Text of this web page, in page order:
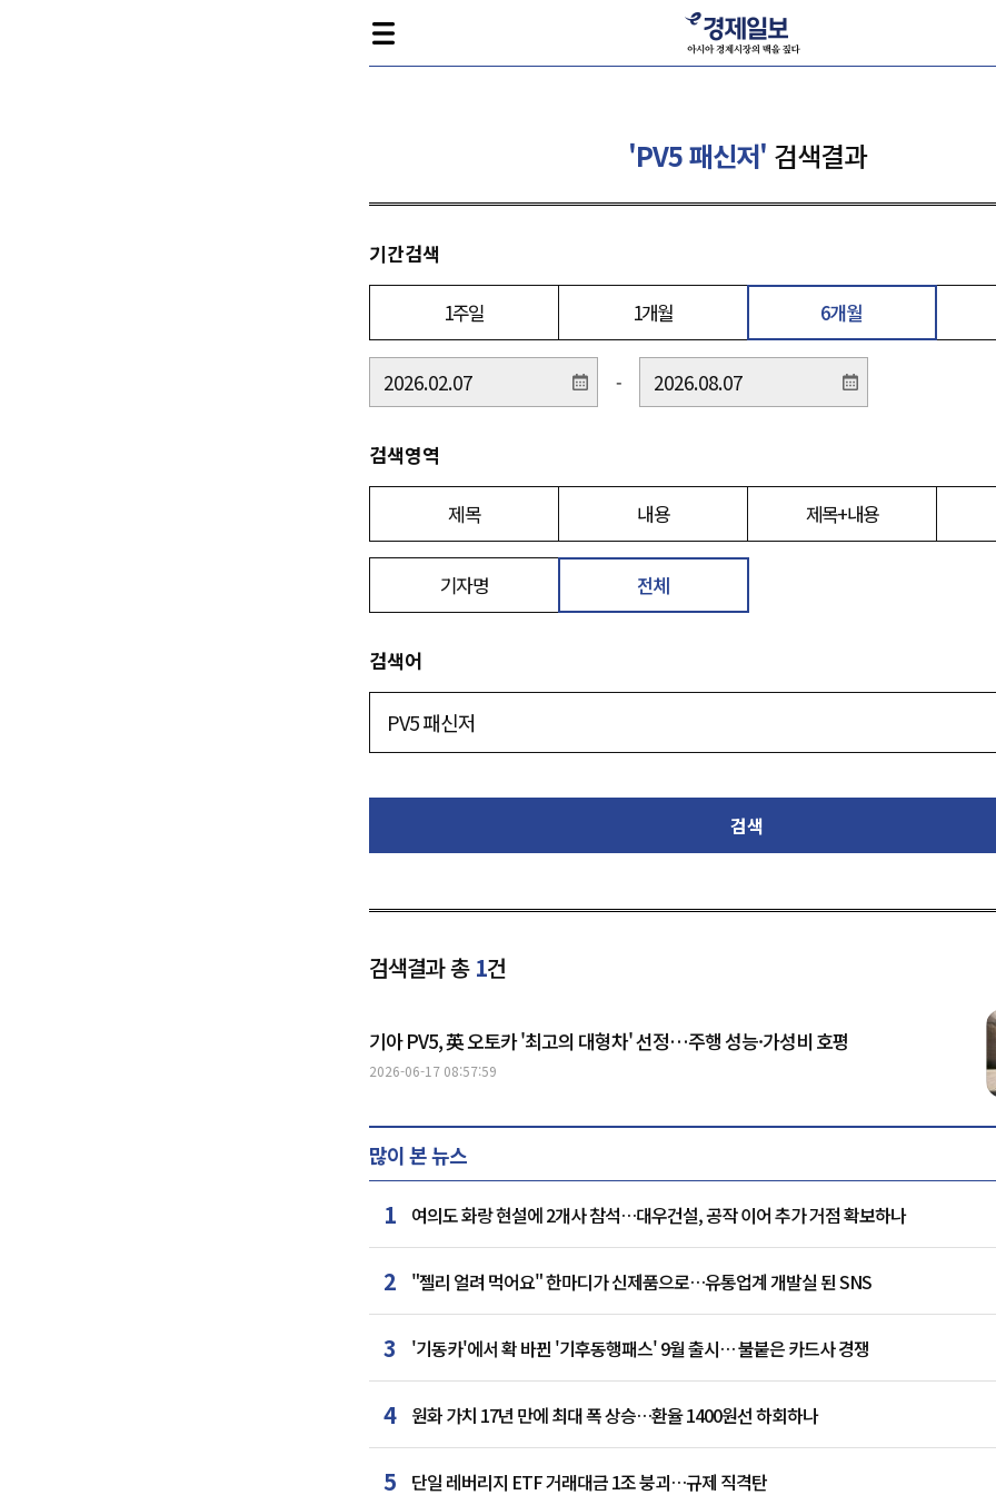
'PV5 패신저' 검색결과
기간검색
1주일 1개월 6개월
-
검색영역
제목 내용 제목+내용
기자명 전체
검색어
검색
검색결과 총 1건
기아 PV5, 英 오토카 '최고의 대형차' 선정…주행 성능·가성비 호평
2026-06-17 08:57:59
많이 본 뉴스
1 여의도 화랑 현설에 2개사 참석…대우건설, 공작 이어 추가 거점 확보하나
2 "젤리 얼려 먹어요" 한마디가 신제품으로…유통업계 개발실 된 SNS
3 '기동카'에서 확 바뀐 '기후동행패스' 9월 출시… 불붙은 카드사 경쟁
4 원화 가치 17년 만에 최대 폭 상승…환율 1400원선 하회하나
5 단일 레버리지 ETF 거래대금 1조 붕괴…규제 직격탄